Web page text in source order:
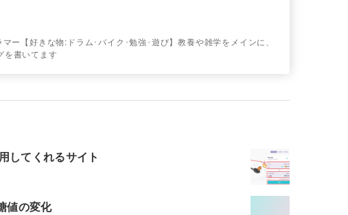
ー【好きな物:ドラム･バイク･勉強･遊び】教養や雑学をメインに、
を書いてます
してくれるサイト
値の変化